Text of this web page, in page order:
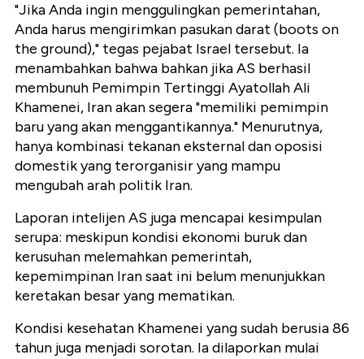
"Jika Anda ingin menggulingkan pemerintahan,
Anda harus mengirimkan pasukan darat (boots on
the ground)," tegas pejabat Israel tersebut. Ia
menambahkan bahwa bahkan jika AS berhasil
membunuh Pemimpin Tertinggi Ayatollah Ali
Khamenei, Iran akan segera "memiliki pemimpin
baru yang akan menggantikannya." Menurutnya,
hanya kombinasi tekanan eksternal dan oposisi
domestik yang terorganisir yang mampu
mengubah arah politik Iran.
Laporan intelijen AS juga mencapai kesimpulan
serupa: meskipun kondisi ekonomi buruk dan
kerusuhan melemahkan pemerintah,
kepemimpinan Iran saat ini belum menunjukkan
keretakan besar yang mematikan.
Kondisi kesehatan Khamenei yang sudah berusia 86
tahun juga menjadi sorotan. Ia dilaporkan mulai